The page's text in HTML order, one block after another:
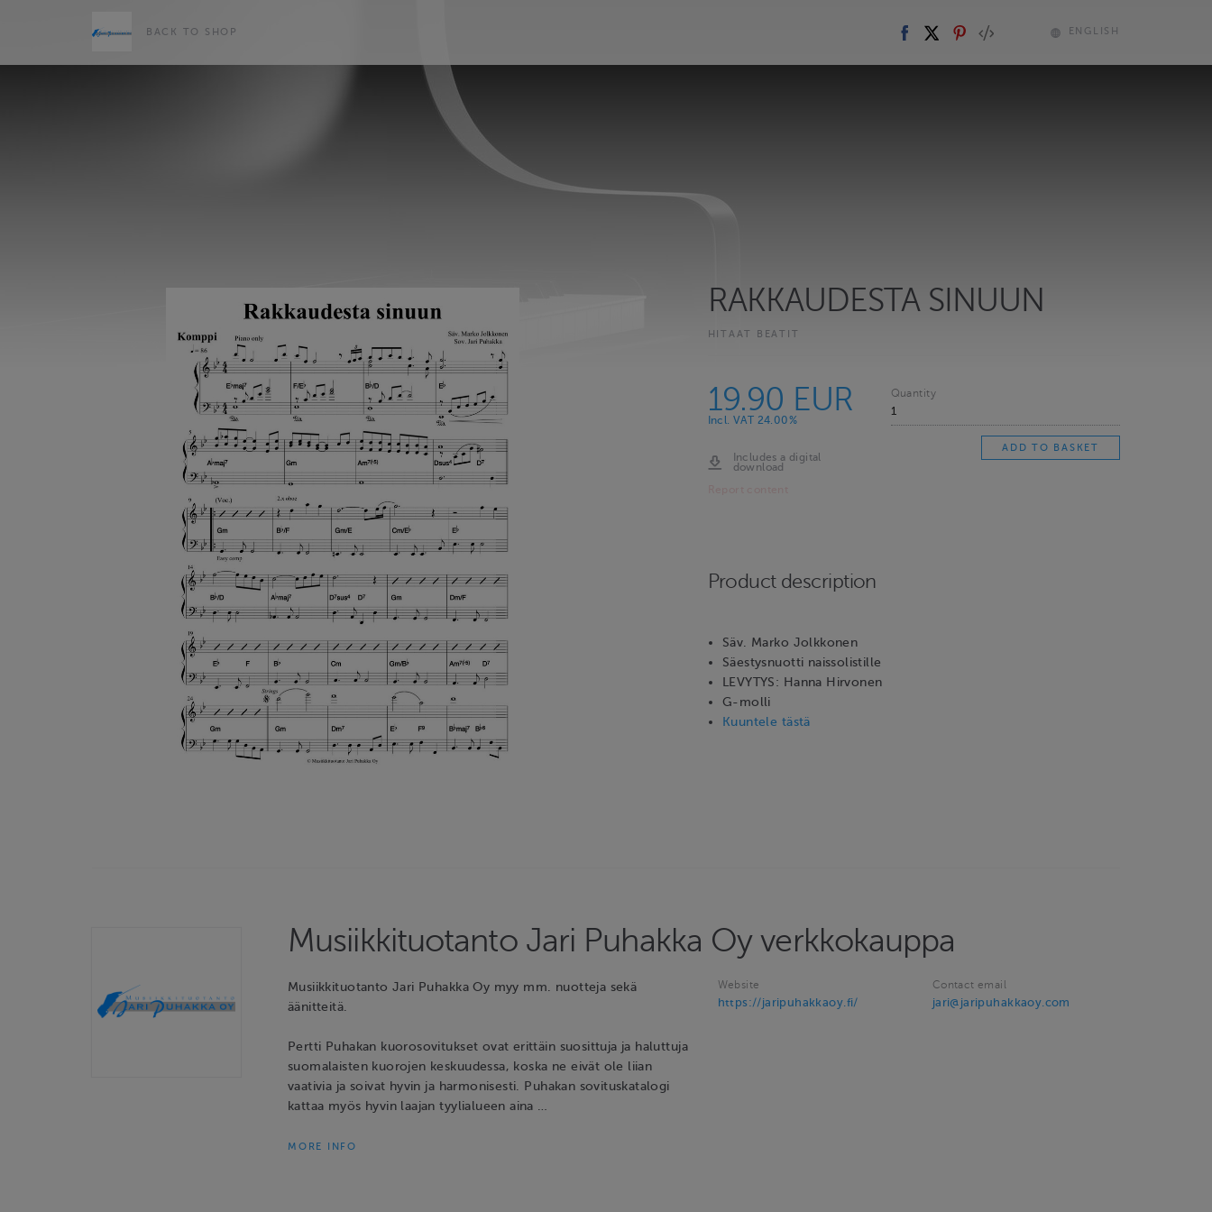
BACK TO SHOP ENGLISH
RAKKAUDESTA SINUUN
HITAAT BEATIT
19.90 EUR
Incl. VAT 24.00%
Includes a digital
download
Quantity
Product description
Säv. Marko Jolkkonen
Säestysnuotti naissolistille
LEVYTYS: Hanna Hirvonen
G-molli
Kuuntele tästä
Musiikkituotanto Jari Puhakka Oy verkkokauppa
Musiikkituotanto Jari Puhakka Oy myy mm. nuotteja sekä
äänitteitä.
Pertti Puhakan kuorosovitukset ovat erittäin suosittuja ja haluttuja
suomalaisten kuorojen keskuudessa, koska ne eivät ole liian
vaativia ja soivat hyvin ja harmonisesti. Puhakan sovituskatalogi
kattaa myös hyvin laajan tyylialueen aina …
MORE INFO
Website
https://jaripuhakkaoy.fi/
Contact email
jari@jaripuhakkaoy.com